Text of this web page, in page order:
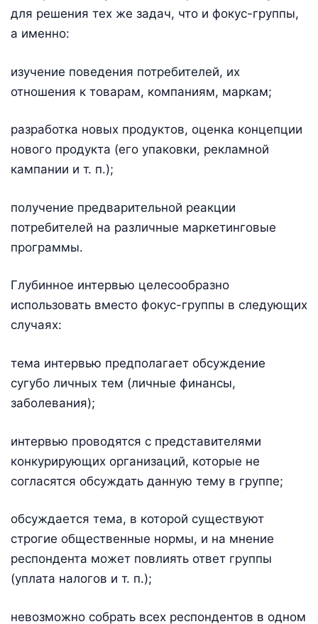
для решения тех же задач, что и фокус-группы,
а именно:
изучение поведения потребителей, их
отношения к товарам, компаниям, маркам;
разработка новых продуктов, оценка концепции
нового продукта (его упаковки, рекламной
кампании и т. п.);
получение предварительной реакции
потребителей на различные маркетинговые
программы.
Глубинное интервью целесообразно
использовать вместо фокус-группы в следующих
случаях:
тема интервью предполагает обсуждение
сугубо личных тем (личные финансы,
заболевания);
интервью проводятся с представителями
конкурирующих организаций, которые не
согласятся обсуждать данную тему в группе;
обсуждается тема, в которой существуют
строгие общественные нормы, и на мнение
респондента может повлиять ответ группы
(уплата налогов и т. п.);
невозможно собрать всех респондентов в одном